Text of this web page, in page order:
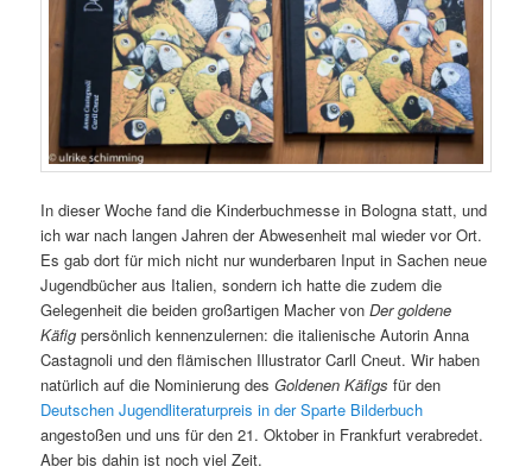
In dieser Woche fand die Kinderbuchmesse in Bologna statt, und
ich war nach langen Jahren der Abwesenheit mal wieder vor Ort.
Es gab dort für mich nicht nur wunderbaren Input in Sachen neue
Jugendbücher aus Italien, sondern ich hatte die zudem die
Gelegenheit die beiden großartigen Macher vonDer goldene
Käfig persönlich kennenzulernen: die italienische Autorin Anna
Castagnoli und den flämischen Illustrator Carll Cneut. Wir haben
natürlich auf die Nominierung des Goldenen Käfigs für den
Deutschen Jugendliteraturpreis in der Sparte Bilderbuch
angestoßen und uns für den 21. Oktober in Frankfurt verabredet.
Aber bis dahin ist noch viel Zeit.